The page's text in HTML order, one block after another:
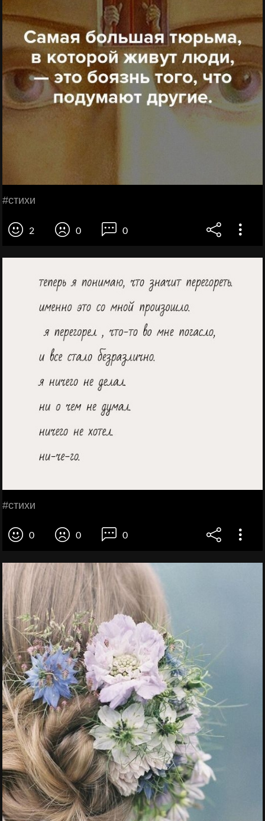
#стихи
2 0 0
#стихи
0 0 0